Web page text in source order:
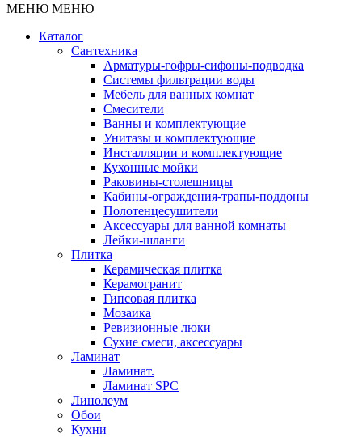
МЕНЮ МЕНЮ
Каталог
Сантехника
Арматуры-гофры-сифоны-подводка
Системы фильтрации воды
Мебель для ванных комнат
Смесители
Ванны и комплектующие
Унитазы и комплектующие
Инсталляции и комплектующие
Кухонные мойки
Раковины-столешницы
Кабины-ограждения-трапы-поддоны
Полотенцесушители
Аксессуары для ванной комнаты
Лейки-шланги
Плитка
Керамическая плитка
Керамогранит
Гипсовая плитка
Мозаика
Ревизионные люки
Сухие смеси, аксессуары
Ламинат
Ламинат.
Ламинат SPC
Линолеум
Обои
Кухни